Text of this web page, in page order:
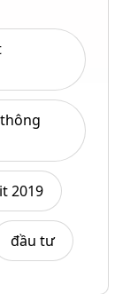
2019
đầu tư